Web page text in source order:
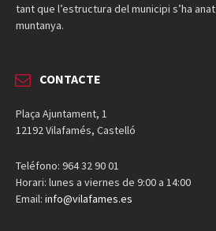
tant que l’estructura del municipi s’ha
muntanya.
CONTACTE
Plaça Ajuntament, 1
12192 Vilafamés, Castelló
Teléfono: 964 32 90 01
Horari: lunes a viernes de 9:00 a 14:00
Email: info@vilafames.es